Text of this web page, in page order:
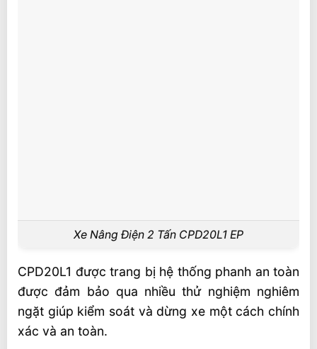
Xe Nâng Điện 2 Tấn CPD20L1 EP
CPD20L1 được trang bị hệ thống phanh an toàn
được đảm bảo qua nhiều thử nghiệm nghiêm
ngặt giúp kiểm soát và dừng xe một cách chính
xác và an toàn.